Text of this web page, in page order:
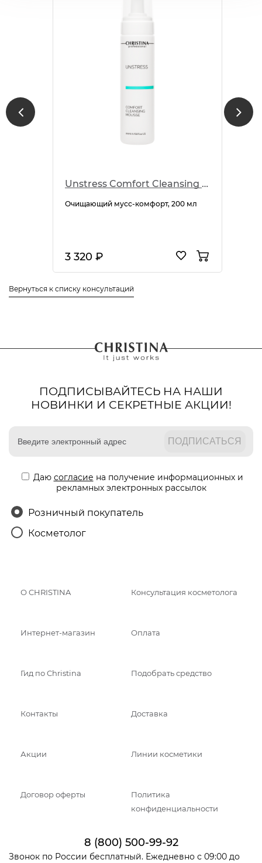
Unstress Comfort Cleansing Mousse
Очищающий мусс-комфорт, 200 мл
3 320 ₽
Вернуться к списку консультаций
ПОДПИСЫВАЙТЕСЬ НА НАШИ
НОВИНКИ И СЕКРЕТНЫЕ АКЦИИ!
Даю согласие на получение информационных и
рекламных электронных рассылок
Розничный покупатель
Косметолог
О CHRISTINA Консультация косметолога
Интернет-магазин Оплата
Гид по Christina Подобрать средство
Контакты Доставка
Акции Линии косметики
Договор оферты
Политика
конфиденциальности
8 (800) 500-99-92
Звонок по России бесплатный. Ежедневно с 09:00 до